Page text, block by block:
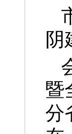
阴
暨
分